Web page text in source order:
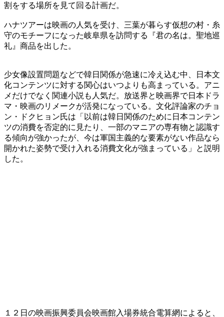
割をする場所を見て回る計画だ。
ハナツアーは映画の人気を受け、三葉が暮らす仮想の村・糸
守のモチーフになった岐阜県を訪問する『君の名は。聖地巡
礼』商品を出した。
少女像設置問題などで韓日関係が急速に冷え込む中、日本文
化コンテンツに対する関心はいつよりも高まっている。アニ
メだけでなく関連小説も人気だ。放送界と映画界で日本ドラ
マ・映画のリメークが活発になっている。文化評論家のチョ
ン・ドクヒョン氏は「以前は韓日関係のために日本コンテン
ツの消費を否定的に見たり、一部のマニアの専有物と認識す
る傾向が強かったが、今は軍国主義的な要素がない作品なら
開かれた姿勢で受け入れる消費文化が強まっている」と説明
した。
１２日の映画振興委員会映画館入場券統合電算網によると、